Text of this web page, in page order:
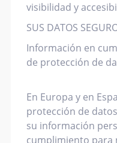
visibilidad y
SUS DATOS
Información en
de protección de
En Europa y en
protección de
su información
cumplimiento para